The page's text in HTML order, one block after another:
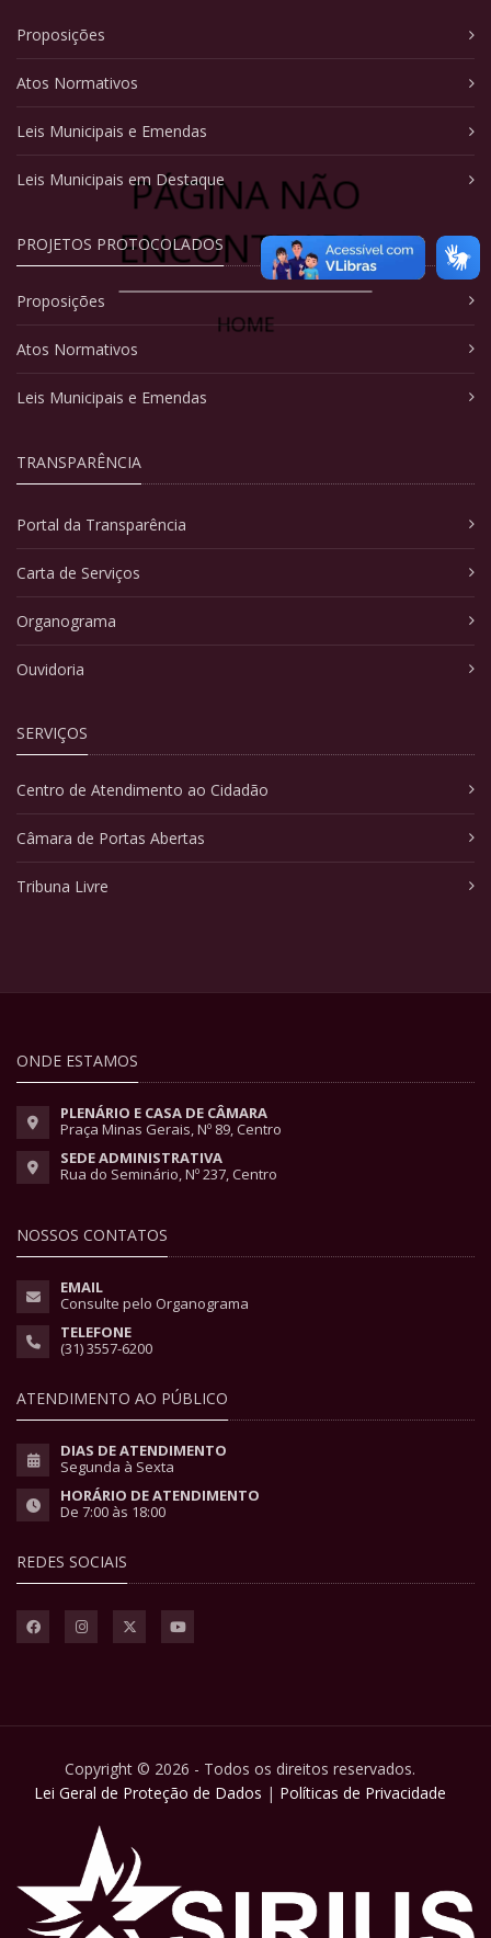
PÁGINA NÃO
ENCONTRADA
HOME
Proposições
Atos Normativos
Leis Municipais e Emendas
Leis Municipais em Destaque
PROJETOS PROTOCOLADOS
Proposições
Atos Normativos
Leis Municipais e Emendas
TRANSPARÊNCIA
Portal da Transparência
Carta de Serviços
Organograma
Ouvidoria
SERVIÇOS
Centro de Atendimento ao Cidadão
Câmara de Portas Abertas
Tribuna Livre
ONDE ESTAMOS
PLENÁRIO E CASA DE CÂMARA
Praça Minas Gerais, Nº 89, Centro
SEDE ADMINISTRATIVA
Rua do Seminário, Nº 237, Centro
NOSSOS CONTATOS
EMAIL
Consulte pelo Organograma
TELEFONE
(31) 3557-6200
ATENDIMENTO AO PÚBLICO
DIAS DE ATENDIMENTO
Segunda à Sexta
HORÁRIO DE ATENDIMENTO
De 7:00 às 18:00
REDES SOCIAIS
Copyright © 2026 - Todos os direitos reservados.
Lei Geral de Proteção de Dados | Políticas de Privacidade